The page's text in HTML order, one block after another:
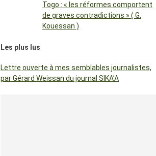
Togo : « les réformes comportent
de graves contradictions » ( G.
Kouessan )
Les plus lus
Lettre ouverte à mes semblables journalistes,
par Gérard Weissan du journal SIKA’A